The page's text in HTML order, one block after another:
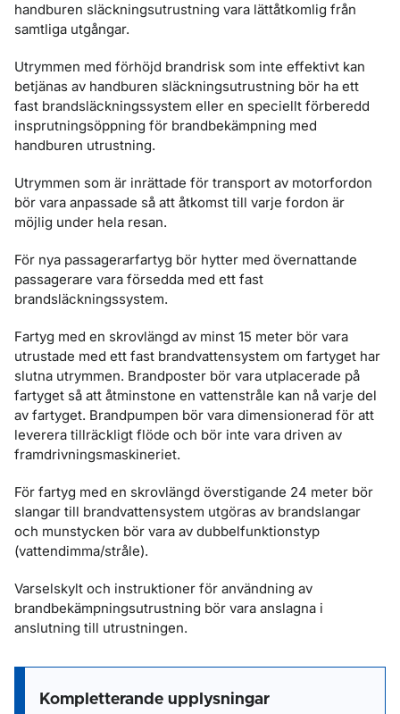
handburen släckningsutrustning vara lättåtkomlig från
samtliga utgångar.
Utrymmen med förhöjd brandrisk som inte effektivt kan
betjänas av handburen släckningsutrustning bör ha ett
fast brandsläckningssystem eller en speciellt förberedd
insprutningsöppning för brandbekämpning med
handburen utrustning.
Utrymmen som är inrättade för transport av motorfordon
bör vara anpassade så att åtkomst till varje fordon är
möjlig under hela resan.
För nya passagerarfartyg bör hytter med övernattande
passagerare vara försedda med ett fast
brandsläckningssystem.
Fartyg med en skrovlängd av minst 15 meter bör vara
utrustade med ett fast brandvattensystem om fartyget har
slutna utrymmen. Brandposter bör vara utplacerade på
fartyget så att åtminstone en vattenstråle kan nå varje del
av fartyget. Brandpumpen bör vara dimensionerad för att
leverera tillräckligt flöde och bör inte vara driven av
framdrivningsmaskineriet.
För fartyg med en skrovlängd överstigande 24 meter bör
slangar till brandvattensystem utgöras av brandslangar
och munstycken bör vara av dubbelfunktionstyp
(vattendimma/stråle).
Varselskylt och instruktioner för användning av
brandbekämpningsutrustning bör vara anslagna i
anslutning till utrustningen.
Kompletterande upplysningar